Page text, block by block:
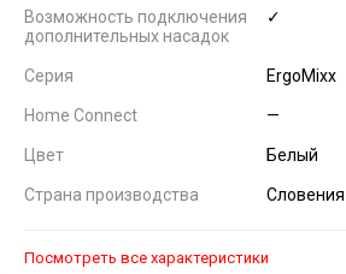
Возможность подключения
дополнительных насадок
✓
Серия ErgoMixx
Home Connect —
Цвет Белый
Страна производства Словения
Посмотреть все характеристики